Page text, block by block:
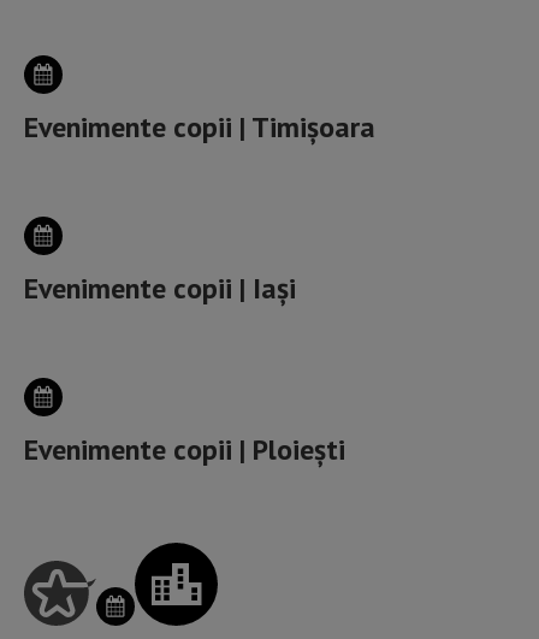
Evenimente copii | Timișoara
Evenimente copii | Iași
Evenimente copii | Ploiești